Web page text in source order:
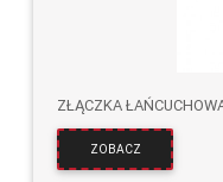
ZŁĄCZKA
ZOBACZ